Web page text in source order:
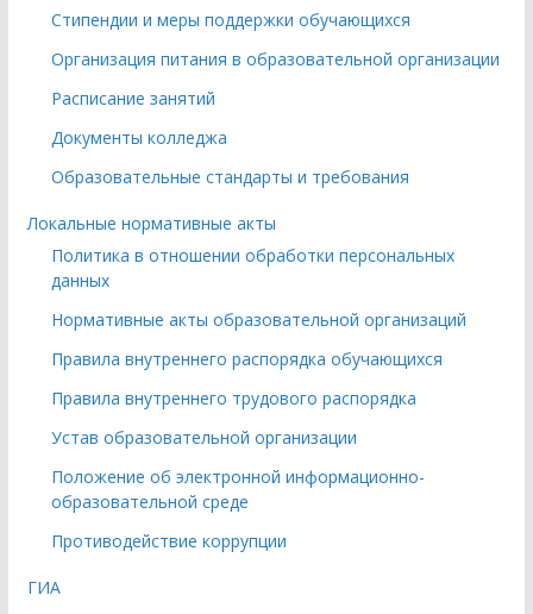
Стипендии и меры поддержки обучающихся
Организация питания в образовательной организации
Расписание занятий
Документы колледжа
Образовательные стандарты и требования
Локальные нормативные акты
Политика в отношении обработки персональных
данных
Нормативные акты образовательной организаций
Правила внутреннего распорядка обучающихся
Правила внутреннего трудового распорядка
Устав образовательной организации
Положение об электронной информационно-
образовательной среде
Противодействие коррупции
ГИА